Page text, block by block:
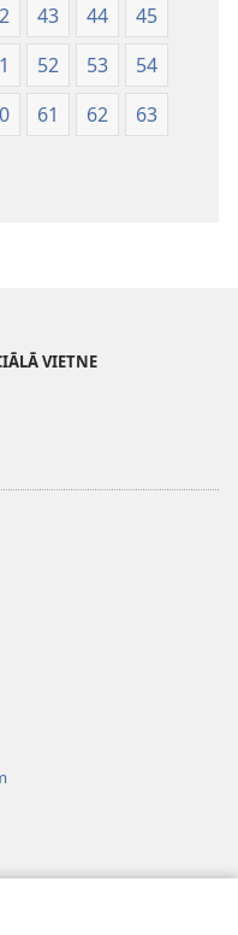
43 44
45
52 53
54
61 62
63
VIETNE